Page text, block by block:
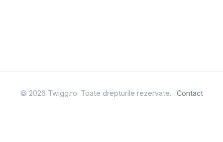
© 2026 Twigg.ro. Toate drepturile rezervate. · Contact